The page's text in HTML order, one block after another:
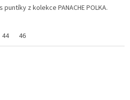
z kolekce PANACHE POLKA.
44 46